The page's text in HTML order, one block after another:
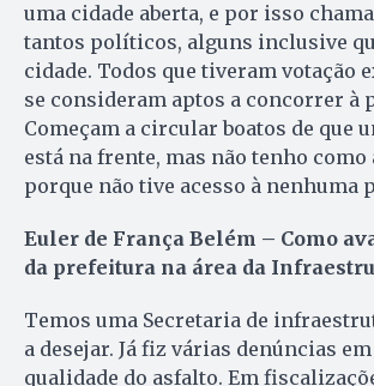
uma cidade aberta, e por isso
tantos políticos, alguns inclusive
cidade. Todos que tiveram votação
se consideram aptos a concorrer à
Começam a circular boatos de que
está na frente, mas não tenho
porque não tive acesso à nenhuma
Euler de França Belém – Como
da prefeitura na área da
Temos uma Secretaria de
a desejar. Já fiz várias denúncias
qualidade do asfalto. Em